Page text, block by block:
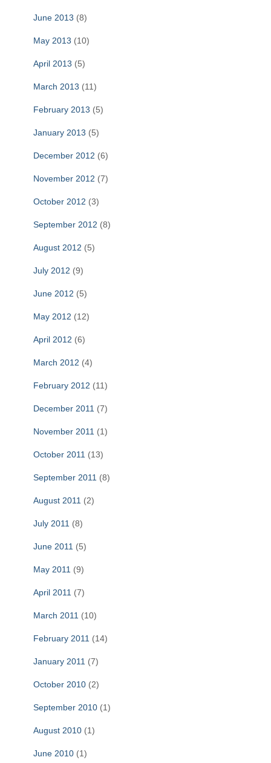
June 2013 (8)
May 2013 (10)
April 2013 (5)
March 2013 (11)
February 2013 (5)
January 2013 (5)
December 2012 (6)
November 2012 (7)
October 2012 (3)
September 2012 (8)
August 2012 (5)
July 2012 (9)
June 2012 (5)
May 2012 (12)
April 2012 (6)
March 2012 (4)
February 2012 (11)
December 2011 (7)
November 2011 (1)
October 2011 (13)
September 2011 (8)
August 2011 (2)
July 2011 (8)
June 2011 (5)
May 2011 (9)
April 2011 (7)
March 2011 (10)
February 2011 (14)
January 2011 (7)
October 2010 (2)
September 2010 (1)
August 2010 (1)
June 2010 (1)